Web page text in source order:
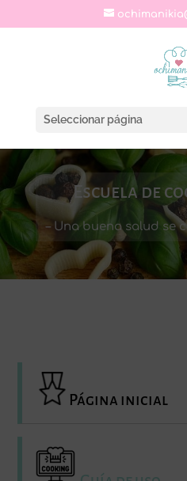
Seleccionar página
Escuela de
– Una buena salud se
Página inicial